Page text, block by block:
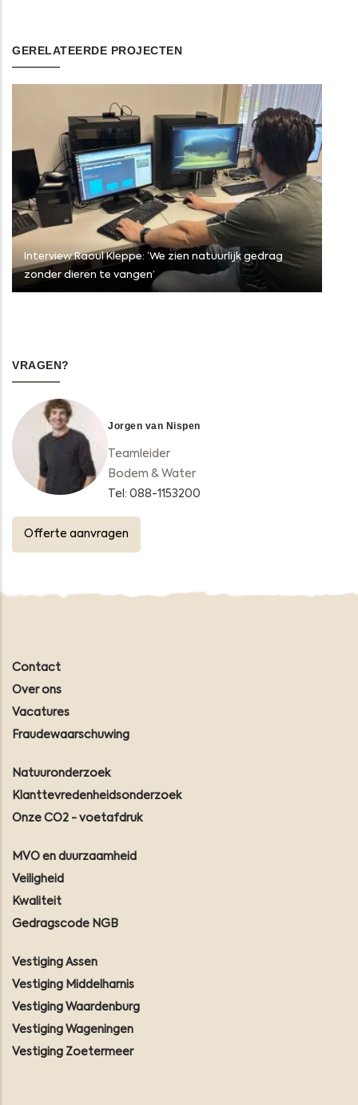
GERELATEERDE PROJECTEN
Interview Raoul Kleppe: ‘We zien natuurlijk gedrag
zonder dieren te vangen’
VRAGEN?
Jorgen van Nispen
Teamleider
Bodem & Water
Tel: 088-1153200
Offerte aanvragen
Contact
Over ons
Vacatures
Fraudewaarschuwing
Natuuronderzoek
Klanttevredenheidsonderzoek
Onze CO2 - voetafdruk
MVO en duurzaamheid
Veiligheid
Kwaliteit
Gedragscode NGB
Vestiging Assen
Vestiging Middelharnis
Vestiging Waardenburg
Vestiging Wageningen
Vestiging Zoetermeer